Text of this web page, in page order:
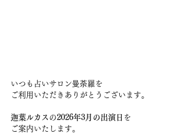
いつも占いサロン曼荼羅を
ご利用いただきありがとうございます。
迦葉ルカス の2026年3月の出演日 を
ご案内いたします。